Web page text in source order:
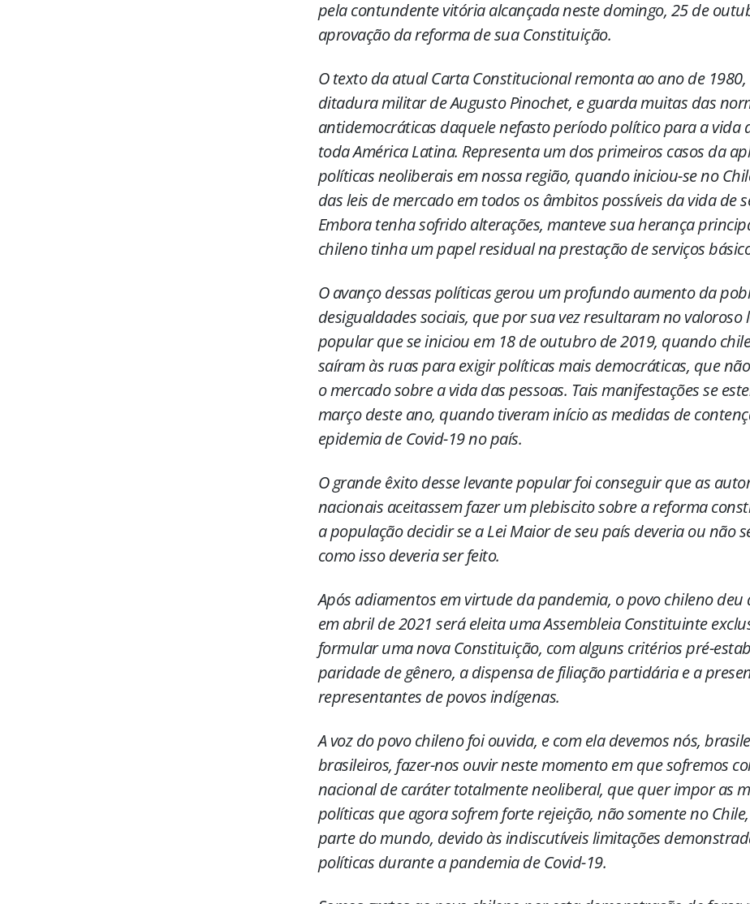
pela contundente vitória alcançada neste domingo, 25 de
aprovação da reforma de sua Constituição.
O texto da atual Carta Constitucional remonta ao ano de
ditadura militar de Augusto Pinochet, e guarda muitas das
antidemocráticas daquele nefasto período político para a vida
toda América Latina. Representa um dos primeiros casos da
políticas neoliberais em nossa região, quando iniciou-se no
das leis de mercado em todos os âmbitos possíveis da vida de
Embora tenha sofrido alterações, manteve sua herança
chileno tinha um papel residual na prestação de serviços
O avanço dessas políticas gerou um profundo aumento da
desigualdades sociais, que por sua vez resultaram no valoroso
popular que se iniciou em 18 de outubro de 2019, quando
saíram às ruas para exigir políticas mais democráticas, que
o mercado sobre a vida das pessoas. Tais manifestações se
março deste ano, quando tiveram início as medidas de
epidemia de Covid-19 no país.
O grande êxito desse levante popular foi conseguir que as
nacionais aceitassem fazer um plebiscito sobre a reforma
a população decidir se a Lei Maior de seu país deveria ou não
como isso deveria ser feito.
Após adiamentos em virtude da pandemia, o povo chileno deu
em abril de 2021 será eleita uma Assembleia Constituinte
formular uma nova Constituição, com alguns critérios pré-
paridade de gênero, a dispensa de filiação partidária e a
representantes de povos indígenas.
A voz do povo chileno foi ouvida, e com ela devemos nós,
brasileiros, fazer-nos ouvir neste momento em que sofremos
nacional de caráter totalmente neoliberal, que quer impor as
políticas que agora sofrem forte rejeição, não somente no
parte do mundo, devido às indiscutíveis limitações
políticas durante a pandemia de Covid-19.